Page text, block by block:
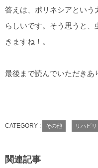
答えは、ポリネシアという
らしいです。そう思うと
きますね！。
最後まで読んでいただきあ
CATEGORY : その他 リハビリ
関連記事